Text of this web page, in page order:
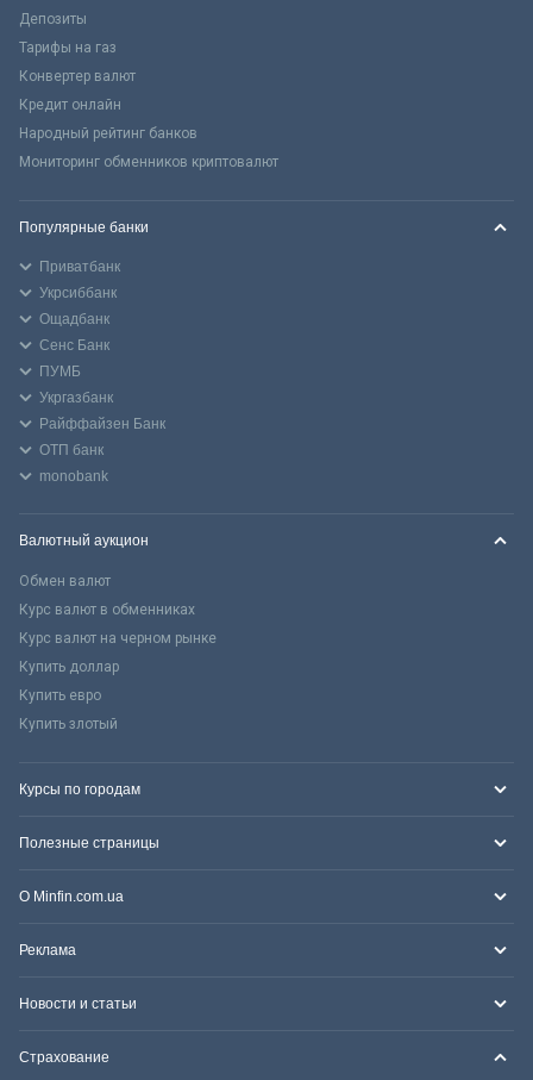
Депозиты
Тарифы на газ
Конвертер валют
Кредит онлайн
Народный рейтинг банков
Мониторинг обменников криптовалют
Популярные банки
Приватбанк
Укрсиббанк
Ощадбанк
Сенс Банк
ПУМБ
Укргазбанк
Райффайзен Банк
ОТП банк
monobank
Валютный аукцион
Обмен валют
Курс валют в обменниках
Курс валют на черном рынке
Купить доллар
Купить евро
Купить злотый
Курсы по городам
Полезные страницы
О Minfin.com.ua
Реклама
Новости и статьи
Страхование